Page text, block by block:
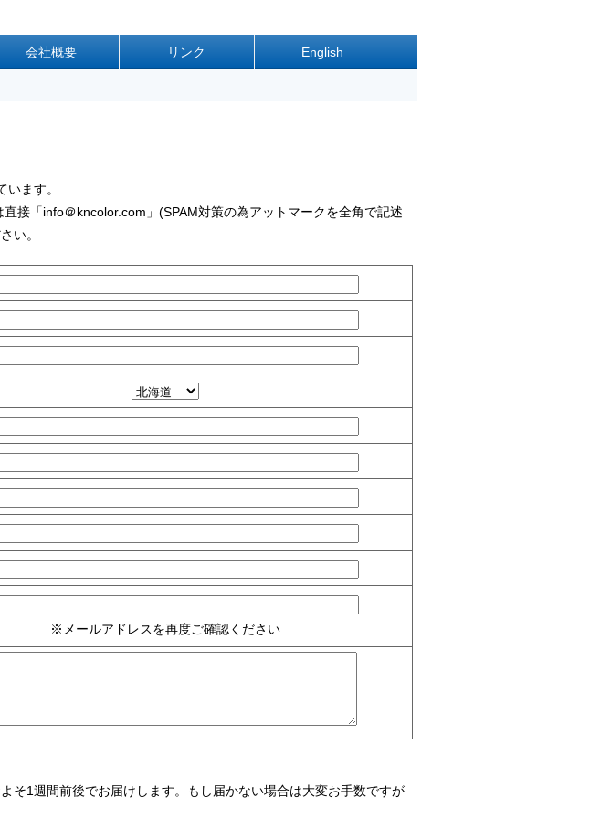
会社概要 リンク English
ます。
接「info＠kncolor.com」(SPAM対策の為アットマークを全角で記述
い。
※メールアドレスを再度ご確認ください
そ1週間前後でお届けします。もし届かない場合は大変お手数ですが